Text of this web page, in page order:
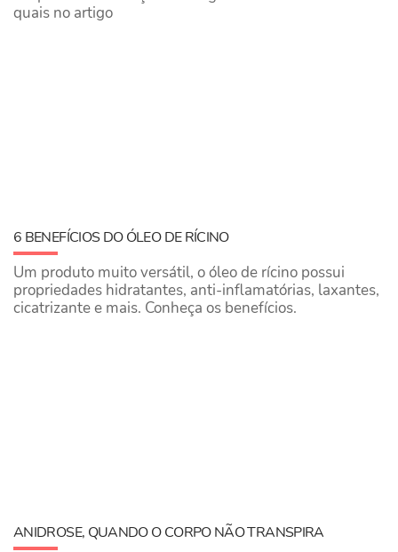
quais no artigo
6 BENEFÍCIOS DO ÓLEO DE RÍCINO
Um produto muito versátil, o óleo de rícino possui
propriedades hidratantes, anti-inflamatórias, laxantes,
cicatrizante e mais. Conheça os benefícios.
ANIDROSE, QUANDO O CORPO NÃO TRANSPIRA